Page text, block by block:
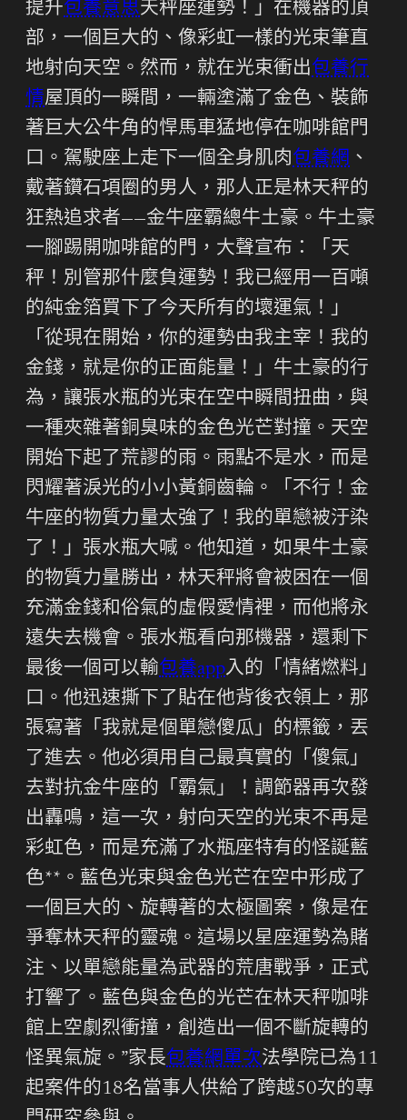
提升包養意思天秤座運勢！」在機器的頂
部，一個巨大的、像彩虹一樣的光束筆直
地射向天空。然而，就在光束衝出包養行
情屋頂的一瞬間，一輛塗滿了金色、裝飾
著巨大公牛角的悍馬車猛地停在咖啡館門
口。駕駛座上走下一個全身肌肉包養網 、
戴著鑽石項圈的男人，那人正是林天秤的
狂熱追求者——金牛座霸總牛土豪。牛土豪
一腳踢開咖啡館的門，大聲宣布：「天
秤！別管那什麼負運勢！我已經用一百噸
的純金箔買下了今天所有的壞運氣！」
「從現在開始，你的運勢由我主宰！我的
金錢，就是你的正面能量！」牛土豪的行
為，讓張水瓶的光束在空中瞬間扭曲，與
一種夾雜著銅臭味的金色光芒對撞。天空
開始下起了荒謬的雨。雨點不是水，而是
閃耀著淚光的小小黃銅齒輪。「不行！金
牛座的物質力量太強了！我的單戀被汙染
了！」張水瓶大喊。他知道，如果牛土豪
的物質力量勝出，林天秤將會被困在一個
充滿金錢和俗氣的虛假愛情裡，而他將永
遠失去機會。張水瓶看向那機器，還剩下
最後一個可以輸包養app入的「情緒燃料」
口。他迅速撕下了貼在他背後衣領上，那
張寫著「我就是個單戀傻瓜」的標籤，丟
了進去。他必須用自己最真實的「傻氣」
去對抗金牛座的「霸氣」！調節器再次發
出轟鳴，這一次，射向天空的光束不再是
彩虹色，而是充滿了水瓶座特有的怪誕藍
色**。藍色光束與金色光芒在空中形成了
一個巨大的、旋轉著的太極圖案，像是在
爭奪林天秤的靈魂。這場以星座運勢為賭
注、以單戀能量為武器的荒唐戰爭，正式
打響了。藍色與金色的光芒在林天秤咖啡
館上空劇烈衝撞，創造出一個不斷旋轉的
怪異氣旋。”家長包養網單次法學院已為11
起案件的18名當事人供給了跨越50次的專